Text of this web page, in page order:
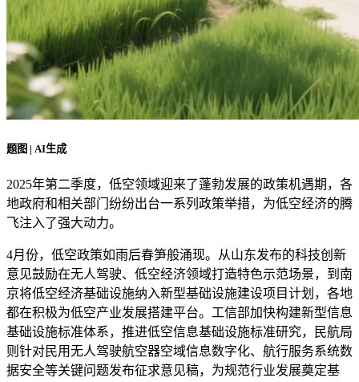
题图 | AI生成
2025年第二季度，低空领域迎来了蓬勃发展的政策机遇期，各
地政府和相关部门纷纷出台一系列政策举措，为低空经济的腾
飞注入了强大动力。
4月份，低空政策如雨后春笋般涌现。从山东发布的科技创新
意见鼓励在无人驾驶、低空经济领域打造特色示范场景，到南
京将低空经济基础设施纳入新型基础设施建设项目计划，各地
都在积极为低空产业发展搭建平台。工信部加快构建新型信息
基础设施标准体系，推进低空信息基础设施标准研究，民航局
则针对民用无人驾驶航空器空域信息数字化、航行服务系统数
据安全等关键问题发布征求意见稿，为规范行业发展奠定基